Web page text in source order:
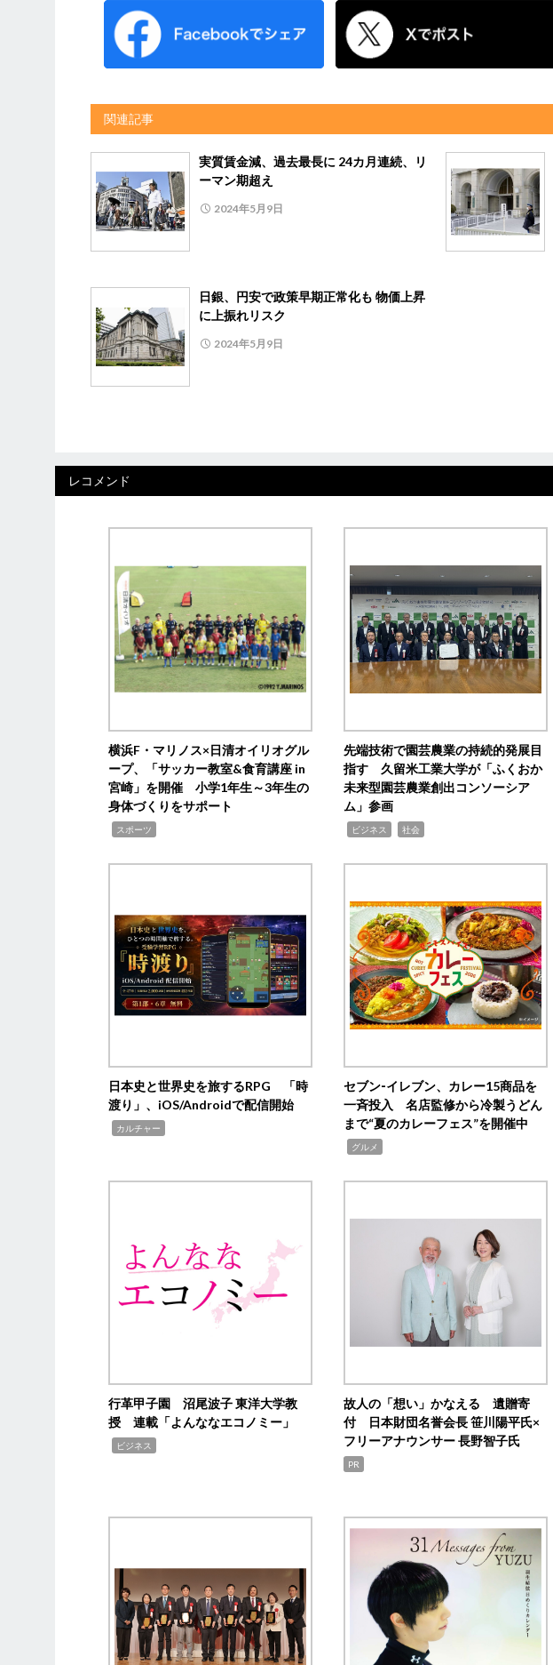
関連記事
実質賃金減、過去最長に 24カ月連続、リ
ーマン期超え
2024年5月9日
日銀、円安で政策早期正常化も 物価上昇
に上振れリスク
2024年5月9日
レコメンド
横浜F・マリノス×日清オイリオグル
ープ、「サッカー教室&食育講座 in
宮崎」を開催 小学1年生～3年生の
身体づくりをサポート
スポーツ
先端技術で園芸農業の持続的発展目
指す 久留米工業大学が「ふくおか
未来型園芸農業創出コンソーシア
ム」参画
ビジネス 社会
日本史と世界史を旅するRPG 「時
渡り」、iOS/Androidで配信開始
カルチャー
セブン‐イレブン、カレー15商品を
一斉投入 名店監修から冷製うどん
まで“夏のカレーフェス”を開催中
グルメ
行革甲子園 沼尾波子 東洋大学教
授 連載「よんななエコノミー」
ビジネス
故人の「想い」かなえる 遺贈寄
付 日本財団名誉会長 笹川陽平氏×
フリーアナウンサー 長野智子氏
PR